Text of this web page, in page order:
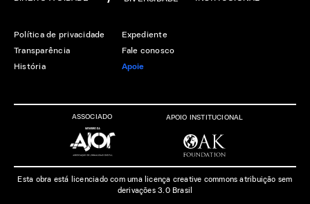
Política de privacidade
Transparência
História
Expediente
Fale conosco
Apoie
ASSOCIADO APOIO INSTITUCIONAL
Esta obra está licenciado com uma licença creative commons atribuição sem
derivações 3.0 Brasil